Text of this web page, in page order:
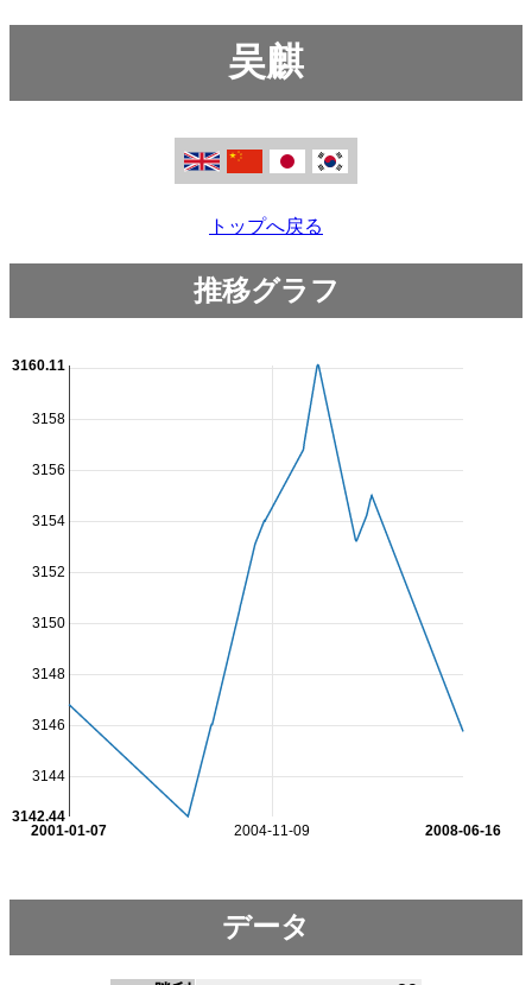
吴麒
トップへ戻る
推移グラフ
2004-11-09
2001-01-07 2008-06-16
3144
3146
3148
3150
3152
3154
3156
3158
3142.44
3160.11
データ